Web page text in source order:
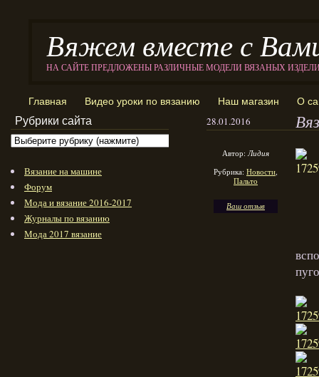
Вяжем вместе с
НА САЙТЕ ПРЕДЛОЖЕНЫ РАЗЛИЧНЫЕ МОДЕЛИ ВЯЗАНЫХ
Главная Видео уроки по вязанию Наш магазин О
28.01.2016
Автор:Лидия
Рубрика: Новости,
Пальто
Ваш отзыв
Рубрики сайта
Вязание на машине
Форум
Мода и вязание 2016-2017
Журналы по вязанию
Мода 2017 вязание